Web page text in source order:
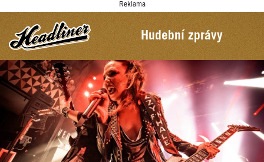
Reklama
Hudební zprávy